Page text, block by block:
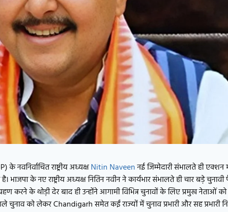
के नवनिर्वाचित राष्ट्रीय अध्यक्षNitin Naveenनई जिम्मेदारी संभालते ही
के नए राष्ट्रीय अध्यक्ष नितिन नवीन ने कार्यभार संभालते ही चार बड़े
के थोड़ी देर बाद ही उन्होंने आगामी विभिन्न चुनावों के लिए प्रमुख नेताओं को
चुनाव को लेकर Chandigarh समेत कईं राज्यों में चुनाव प्रभारी और सह प्रभारी